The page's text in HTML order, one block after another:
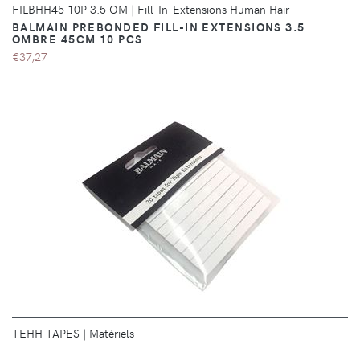
FILBHH45 10P 3.5 OM | Fill-In-Extensions Human Hair
BALMAIN PREBONDED FILL-IN EXTENSIONS 3.5
OMBRE 45CM 10 PCS
€37,27
DÉTAILS
TEHH TAPES | Matériels